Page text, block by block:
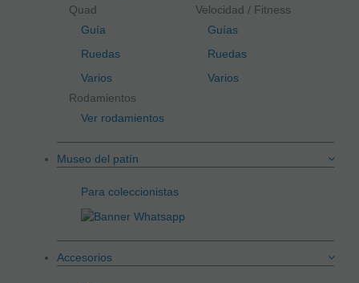
Quad
Guía
Ruedas
Varios
Velocidad / Fitness
Guías
Ruedas
Varios
Rodamientos
Ver rodamientos
Museo del patín
Para coleccionistas
Accesorios